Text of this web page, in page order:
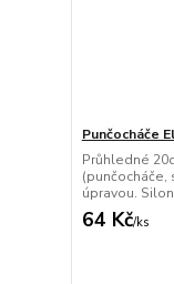
Punčocháče
Průhledné
úpravou.
64 Kč/ks